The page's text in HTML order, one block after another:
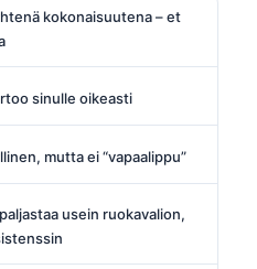
kokonaisuutena – et
sinulle oikeasti
mutta ei “vapaalippu”
usein ruokavalion,